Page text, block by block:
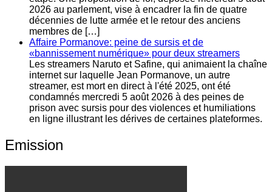
2026 au parlement, vise à encadrer la fin de quatre
décennies de lutte armée et le retour des anciens
membres de […]
Affaire Pormanove: peine de sursis et de
«bannissement numérique» pour deux streamers
Les streamers Naruto et Safine, qui animaient la chaîne
internet sur laquelle Jean Pormanove, un autre
streamer, est mort en direct à l'été 2025, ont été
condamnés mercredi 5 août 2026 à des peines de
prison avec sursis pour des violences et humiliations
en ligne illustrant les dérives de certaines plateformes.
Emission